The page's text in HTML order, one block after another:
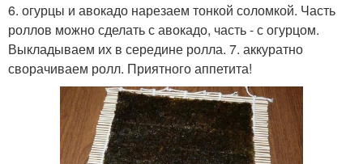
6. огурцы и авокадо нарезаем тонкой соломкой. Часть
роллов можно сделать с авокадо, часть - с огурцом.
Выкладываем их в середине ролла. 7. аккуратно
сворачиваем ролл. Приятного аппетита!